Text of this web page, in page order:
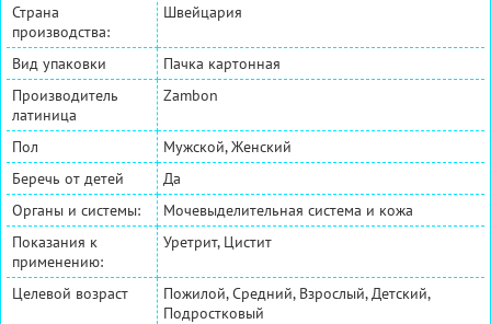
Страна
производства:
Швейцария
Вид упаковки
Пачка картонная
Производитель
латиница
Zambon
Пол
Мужской, Женский
Беречь от детей
Да
Органы и системы:
Мочевыделительная система и кожа
Показания к
применению:
Уретрит, Цистит
Целевой возраст
Пожилой, Средний, Взрослый, Детский,
Подростковый